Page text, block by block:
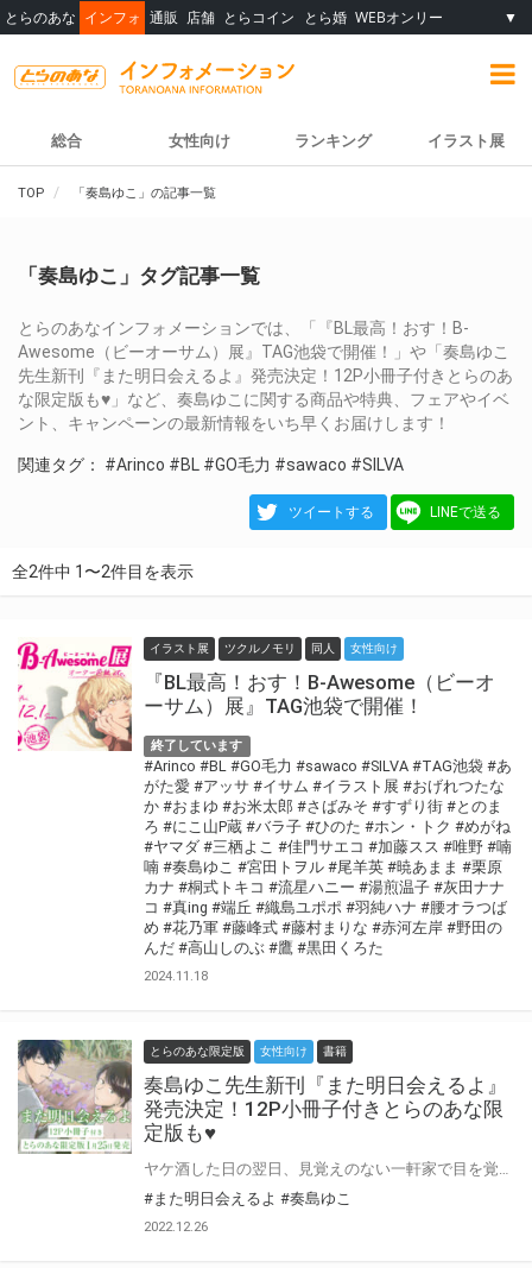
とらのあな インフォ 通販 店舗 とらコイン とら婚 WEBオンリー ▼
総合 女性向け ランキング イラスト展
TOP 「奏島ゆこ」の記事一覧
「奏島ゆこ」タグ記事一覧
とらのあなインフォメーションでは、「『BL最高！おす！B-
Awesome（ビーオーサム）展』TAG池袋で開催！」や「奏島ゆこ
先生新刊『また明日会えるよ』発売決定！12P小冊子付きとらのあ
な限定版も♥」など、奏島ゆこに関する商品や特典、フェアやイベ
ント、キャンペーンの最新情報をいち早くお届けします！
関連タグ： #Arinco #BL #GO毛力 #sawaco #SILVA
ツイートする LINEで送る
全2件中 1〜2件目を表示
イラスト展 ツクルノモリ 同人 女性向け
『BL最高！おす！B-Awesome（ビーオ
ーサム）展』TAG池袋で開催！
終了しています
#Arinco #BL #GO毛力 #sawaco #SILVA #TAG池袋 #あ
がた愛 #アッサ #イサム #イラスト展 #おげれつたな
か #おまゆ #お米太郎 #さばみそ #すずり街 #とのま
ろ #にこ山P蔵 #バラ子 #ひのた #ホン・トク #めがね
#ヤマダ #三栖よこ #佳門サエコ #加藤スス #唯野 #喃
喃 #奏島ゆこ #宮田トヲル #尾羊英 #暁あまま #栗原
カナ #桐式トキコ #流星ハニー #湯煎温子 #灰田ナナ
コ #真ing #端丘 #織島ユポポ #羽純ハナ #腰オラつば
め #花乃軍 #藤峰式 #藤村まりな #赤河左岸 #野田の
んだ #高山しのぶ #鷹 #黒田くろた
2024.11.18
とらのあな限定版 女性向け 書籍
奏島ゆこ先生新刊『また明日会えるよ』
発売決定！12P小冊子付きとらのあな限
定版も♥
#また明日会えるよ #奏島ゆこ
2022.12.26